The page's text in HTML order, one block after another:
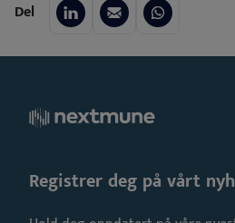
Del
Registrer deg på vårt